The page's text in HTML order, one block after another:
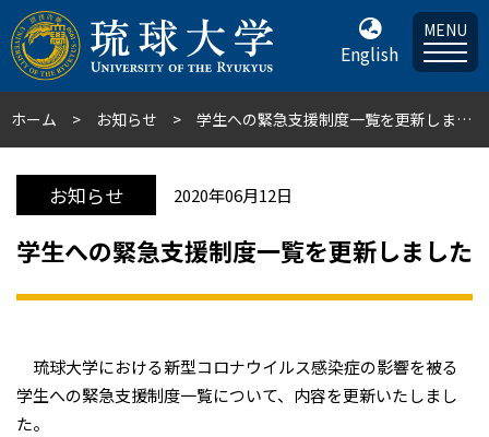
English
MENU
ホーム お知らせ 学生への緊急支援制度一覧を更新しました
お知らせ 2020年06月12日
学生への緊急支援制度一覧を更新しました
琉球大学における新型コロナウイルス感染症の影響を被る
学生への緊急支援制度一覧について、内容を更新いたしまし
た。